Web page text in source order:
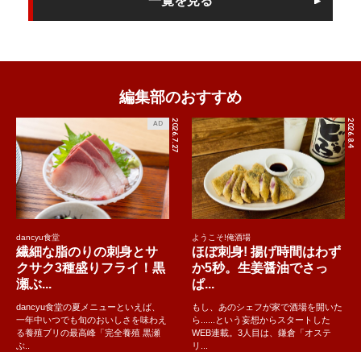
編集部のおすすめ
2026.7.27
AD
dancyu食堂
繊細な脂のりの刺身とサ
クサク3種盛りフライ！黒
瀬ぶ...
dancyu食堂の夏メニューといえば、
一年中いつでも旬のおいしさを味わえ
る養殖ブリの最高峰「完全養殖 黒瀬
ぶ..
2026.8.4
ようこそ!俺酒場
ほぼ刺身! 揚げ時間はわず
か5秒。生姜醤油でさっ
ぱ...
もし、あのシェフが家で酒場を開いた
ら......という妄想からスタートした
WEB連載。3人目は、鎌倉「オステ
リ...